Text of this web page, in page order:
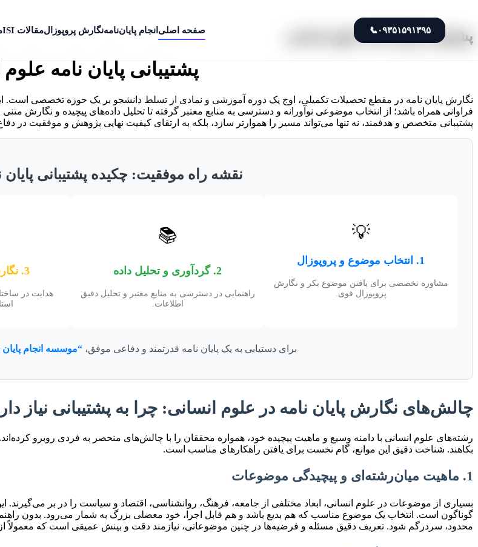
۰۹۳۵۱۵۹۱۳۹۵📞 صفحه اصلی انجام پایان‌نامهنگارش پروپوزالمقالات ISI پشتیبانی پایان نامه علوم انسانی
پشتیبانی پایان نامه
نگارش پایان نامه در مقطع تحصیلات تکمیلی، اوج یک دوره آموزشی و نمادی از تسلط دانشجو بر یک حوزه تخصصی است.
فراوانی همراه باشد؛ از انتخاب موضوعی نوآورانه و دسترسی به منابع معتبر گرفته تا تحلیل داده‌های پیچیده و نگارش
پشتیبانی متخصص و هدفمند، نه تنها می‌تواند مسیر را هموارتر سازد، بلکه به ارتقای کیفیت نهایی پژوهش و موفقیت در
نقشه راه موفقیت: چکیده پشتیبانی پایان
💡
1. انتخاب موضوع و پروپوزال
مشاوره تخصصی برای یافتن موضوع بکر و نگارش
پروپوزال قوی.
📚
2. گردآوری و تحلیل داده
راهنمایی در دسترسی به منابع معتبر و تحلیل دقیق
اطلاعات.
3. نگارش علمی و فصول
هدایت در
برای دستیابی به یک پایان نامه قدرتمند و دفاعی موفق،“موسسه انجام
چالش‌های نگارش پایان نامه در علوم انسانی: چرا به پشتیبانی نیاز
رشته‌های علوم انسانی با دامنه وسیع و ماهیت پیچیده خود، همواره محققان را با چالش‌های منحصر به فردی روبرو
بکاهند. شناخت دقیق این موانع، گام نخست برای یافتن راهکارهای مناسب است.
1. ماهیت میان‌رشته‌ای و پیچیدگی موضوعات
بسیاری از موضوعات در علوم انسانی، ابعاد مختلفی از جامعه، فرهنگ، روانشناسی، اقتصاد و سیاست را در بر
گوناگون است. انتخاب یک موضوع مناسب که هم بدیع باشد و هم قابل اجرا، خود معضلی بزرگ به شمار می‌رود. بدون
محدود، سردرگم شود. تعریف دقیق مسئله و فرضیه‌ها در چنین موضوعاتی، نیازمند دقت و بینش عمیقی است که